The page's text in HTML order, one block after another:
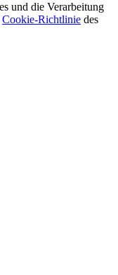
und die Verarbeitung
Cookie-Richtlinie des